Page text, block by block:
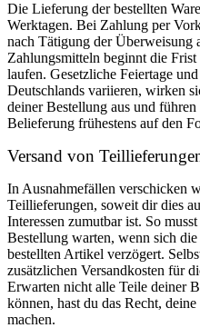
Die Lieferung der bestellten
Werktagen. Bei Zahlung per
nach Tätigung der Überweisung
Zahlungsmitteln beginnt die
laufen. Gesetzliche Feiertage
Deutschlands variieren, wirken
deiner Bestellung aus und
Belieferung frühestens auf den
Versand von
In Ausnahmefällen verschicken
Teillieferungen, soweit dir dies
Interessen zumutbar ist. So
Bestellung warten, wenn sich
bestellten Artikel verzögert.
zusätzlichen Versandkosten für
Erwarten nicht alle Teile deiner
können, hast du das Recht,
machen.